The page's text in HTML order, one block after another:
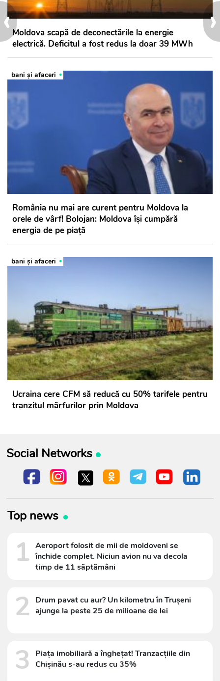
›
‹Moldova scapă de deconectările la energie
electrică. Deficitul a fost redus la doar 39 MWh
bani și afaceri
România nu mai are curent pentru Moldova la
orele de vârf! Bolojan: Moldova își cumpără
energia de pe piață
bani și afaceri
Ucraina cere CFM să reducă cu 50% tarifele pentru
tranzitul mărfurilor prin Moldova
Social Networks
Top news
1 Aeroport folosit de mii de moldoveni se
închide complet. Niciun avion nu va decola
timp de 11 săptămâni
2
Drum pavat cu aur? Un kilometru în Trușeni
ajunge la peste 25 de milioane de lei
3
Piața imobiliară a înghețat! Tranzacțiile din
Chișinău s-au redus cu 35%